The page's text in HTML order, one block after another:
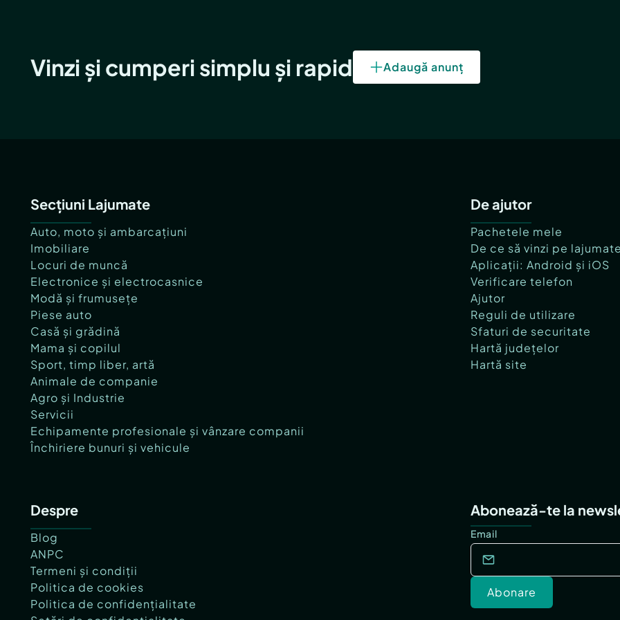
Vinzi și cumperi simplu și rapid Adaugă anunț
Secțiuni Lajumate
Auto, moto și ambarcațiuni
Imobiliare
Locuri de muncă
Electronice și electrocasnice
Modă și frumusețe
Piese auto
Casă și grădină
Mama și copilul
Sport, timp liber, artă
Animale de companie
Agro și Industrie
Servicii
Echipamente profesionale și vânzare companii
Închiriere bunuri și vehicule
De ajutor
Pachetele mele
De ce să vinzi pe
Aplicații: Android și iOS
Verificare telefon
Ajutor
Reguli de utilizare
Sfaturi de securitate
Hartă județelor
Hartă site
Despre
Blog
ANPC
Termeni și condiții
Politica de cookies
Politica de confidențialitate
Abonează-te la
Email
Abonare